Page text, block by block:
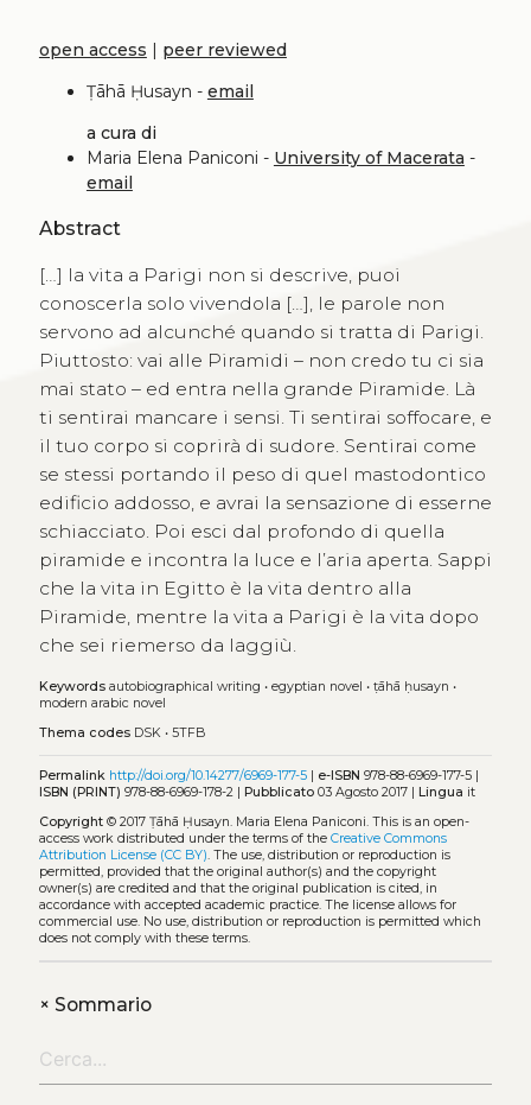
open access | peer reviewed
Ṭāhā Ḥusayn - email
a cura di
Maria Elena Paniconi - University of Macerata -
email
Abstract
[…] la vita a Parigi non si descrive, puoi
conoscerla solo vivendola […], le parole non
servono ad alcunché quando si tratta di Parigi.
Piuttosto: vai alle Piramidi – non credo tu ci sia
mai stato – ed entra nella grande Piramide. Là
ti sentirai mancare i sensi. Ti sentirai soffocare, e
il tuo corpo si coprirà di sudore. Sentirai come
se stessi portando il peso di quel mastodontico
edificio addosso, e avrai la sensazione di esserne
schiacciato. Poi esci dal profondo di quella
piramide e incontra la luce e l’aria aperta. Sappi
che la vita in Egitto è la vita dentro alla
Piramide, mentre la vita a Parigi è la vita dopo
che sei riemerso da laggiù.
Keywords autobiographical writing • egyptian novel • ṭāhā ḥusayn •
modern arabic novel
Thema codes DSK• 5TFB
Permalink http://doi.org/10.14277/6969-177-5| e-ISBN 978-88-6969-177-5 |
ISBN (PRINT) 978-88-6969-178-2 | Pubblicato03 Agosto 2017 | Lingua it
Copyright© 2017 Ṭāhā Ḥusayn. Maria Elena Paniconi. This is an open-
access work distributed under the terms of the Creative Commons
Attribution License (CC BY). The use, distribution or reproduction is
permitted, provided that the original author(s) and the copyright
owner(s) are credited and that the original publication is cited, in
accordance with accepted academic practice. The license allows for
commercial use. No use, distribution or reproduction is permitted which
does not comply with these terms.
+Sommario